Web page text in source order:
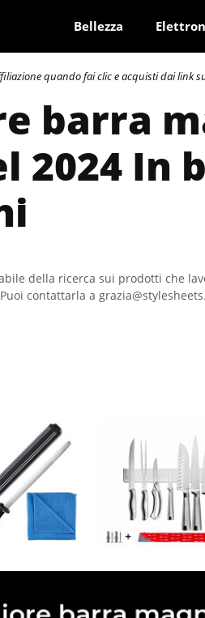
Bellezza
quando fai clic e acquisti dai link
barra
In
della ricerca sui prodotti che
contattarla a